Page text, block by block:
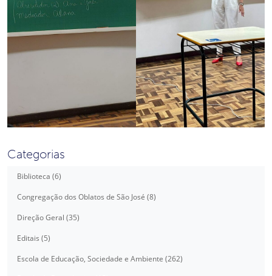
Categorias
Biblioteca (6)
Congregação dos Oblatos de São José (8)
Direção Geral (35)
Editais (5)
Escola de Educação, Sociedade e Ambiente (262)